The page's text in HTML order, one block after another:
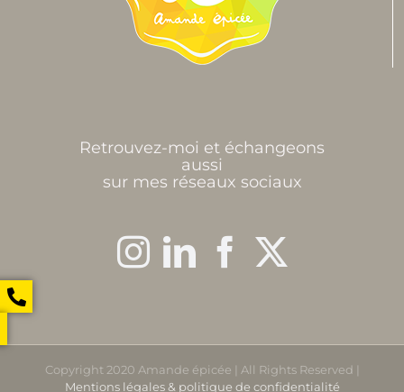
Retrouvez-moi et échangeons
aussi
sur mes réseaux sociaux
Copyright 2020 Amande épicée | All Rights Reserved |
Mentions légales & politique de confidentialité